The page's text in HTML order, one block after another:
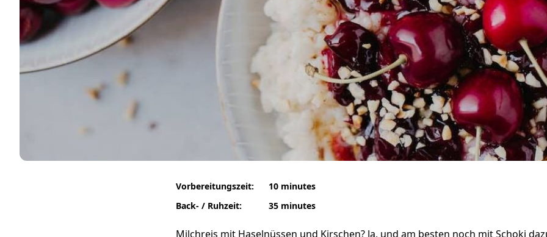
Vorbereitungszeit:
Back- / Ruhzeit:
10 minutes
35 minutes
Milchreis mit Haselnüssen und Kirschen? Ja, und am besten noch mit Schoki